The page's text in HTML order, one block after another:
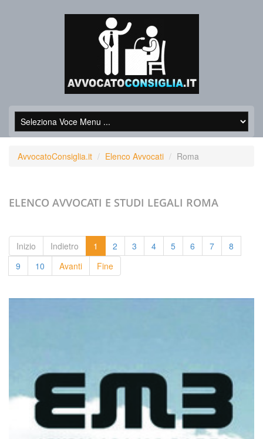
AvvocatoConsiglia.it Elenco Avvocati Roma
ELENCO AVVOCATI E STUDI LEGALI ROMA
Inizio Indietro 1 2 3 4 5 6 7
8
9
10 Avanti Fine